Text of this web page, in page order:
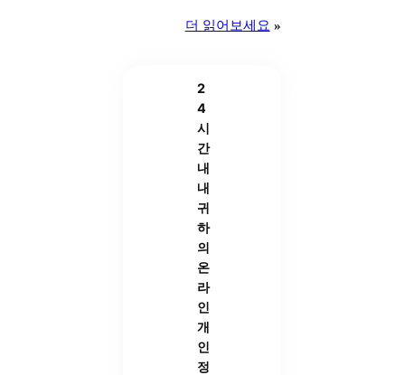
더 읽어보세요 »
2
4
시
간
내
내
귀
하
의
온
라
인
개
인
정